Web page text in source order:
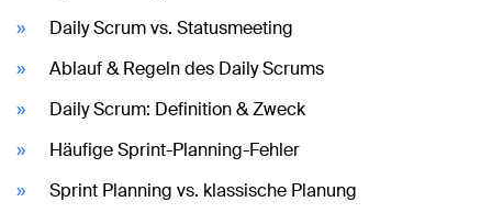
Daily Scrum vs. Statusmeeting
Ablauf & Regeln des Daily Scrums
Daily Scrum: Definition & Zweck
Häufige Sprint-Planning-Fehler
Sprint Planning vs. klassische Planung